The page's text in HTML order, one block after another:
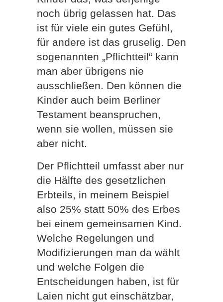
noch übrig gelassen hat. Das
ist für viele ein gutes Gefühl,
für andere ist das gruselig. Den
sogenannten „Pflichtteil“ kann
man aber übrigens nie
ausschließen. Den können die
Kinder auch beim Berliner
Testament beanspruchen,
wenn sie wollen, müssen sie
aber nicht.
Der Pflichtteil umfasst aber nur
die Hälfte des gesetzlichen
Erbteils, in meinem Beispiel
also 25% statt 50% des Erbes
bei einem gemeinsamen Kind.
Welche Regelungen und
Modifizierungen man da wählt
und welche Folgen die
Entscheidungen haben, ist für
Laien nicht gut einschätzbar,